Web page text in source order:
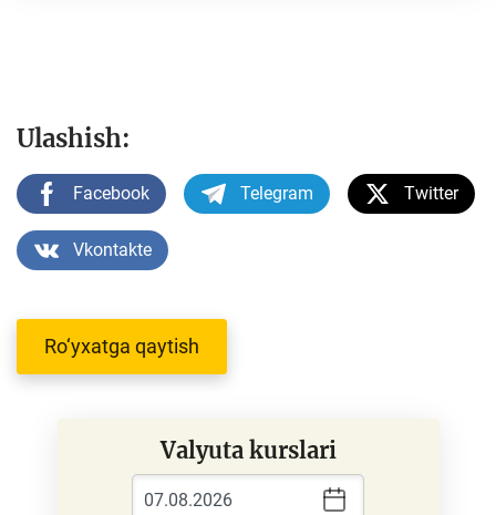
Ulashish:
Facebook Telegram Twitter
Vkontakte
Ro‘yxatga qaytish
Valyuta kurslari